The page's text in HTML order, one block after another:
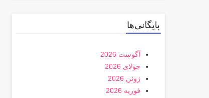
بایگانی‌ها
آگوست 2026
جولای 2026
ژوئن 2026
فوریه 2026